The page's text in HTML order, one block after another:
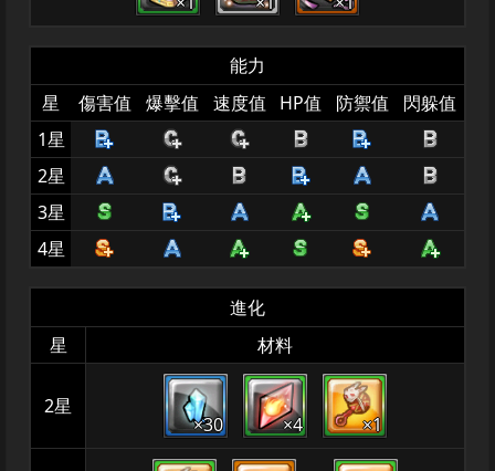
能力
星
傷害值 爆擊值 速度值 HP值 防禦值
閃躲值
1星
2星
3星
4星
進化
星
材料
2星
×30 ×4 ×1